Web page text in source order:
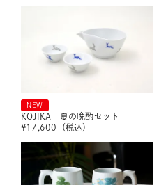
NEW
KOJIKA 夏の晩酌セット
¥17,600 （税込）